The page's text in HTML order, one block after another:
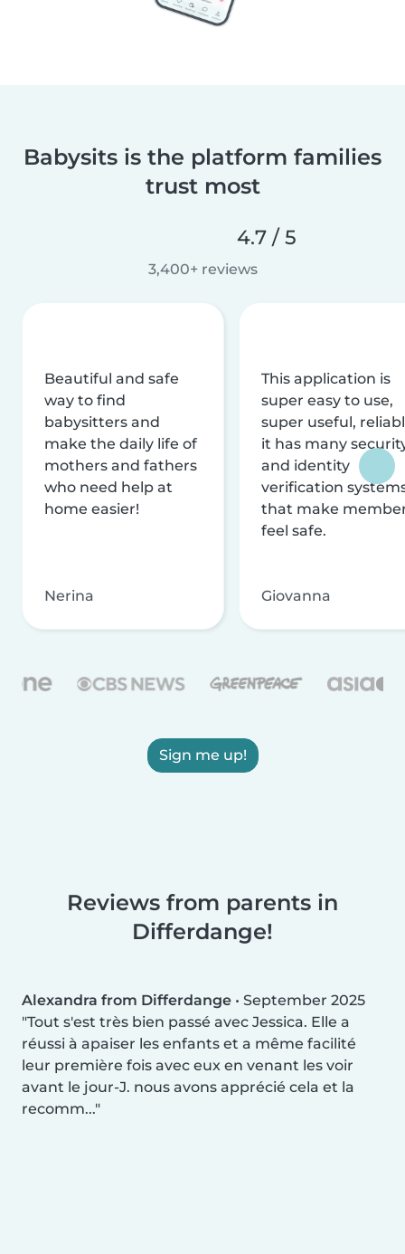
Babysits is the platform families
trust most
4.7 / 5
3,400+ reviews
Beautiful and safe
way to find
babysitters and
make the daily life of
mothers and fathers
who need help at
home easier!
Nerina
This application is
super easy to use,
super useful,
it has many
and identity
verification
that make
feel safe.
Giovanna
Sign me up!
Reviews from parents in
Differdange!
Alexandra from Differdange • September 2025
Tout s'est très bien passé avec Jessica. Elle a
réussi à apaiser les enfants et a même facilité
leur première fois avec eux en venant les voir
avant le jour-J. nous avons apprécié cela et la
recomm...